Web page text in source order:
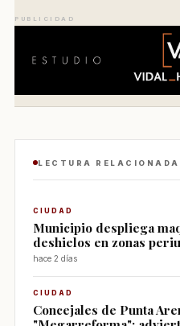
PUBLICIDAD
LECTURA RELACIONADA
CIUDAD
Municipio despliega
deshielos en zonas
hace 2 días
CIUDAD
Concejales de Punta